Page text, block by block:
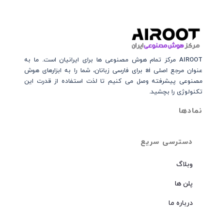
دسترسی سریع
وبلاگ
پلن ها
درباره ما
AIROOT مرکز تمام هوش مصنوعی‌‌‌ ها برای ایرانیان است. ما به
عنوان مرجع اصلی ai برای فارسی زبانان، شما را به ابزارهای هوش
مصنوعی پیشرفته وصل می کنیم تا لذت استفاده از قدرت این
تکنولوژی را بچشید.
نمادها